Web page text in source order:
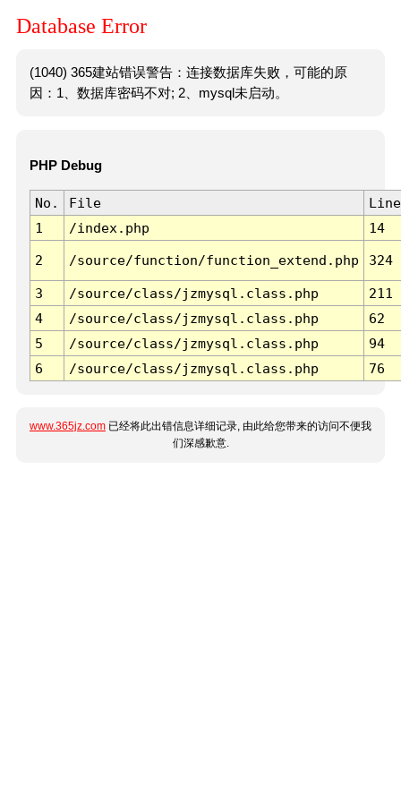
Database Error
(1040) 365建站错误警告：连接数据库失败，可能的原
因：1、数据库密码不对; 2、mysql未启动。
PHP Debug
No. File
Line
1
/index.php 14
2 /source/function/function_extend.php 324
3 /source/class/jzmysql.class.php
211
4
/source/class/jzmysql.class.php
62
5
/source/class/jzmysql.class.php
94
6
/source/class/jzmysql.class.php 76
www.365jz.com 已经将此出错信息详细记录, 由此给您带来的访问不便我
们深感歉意.